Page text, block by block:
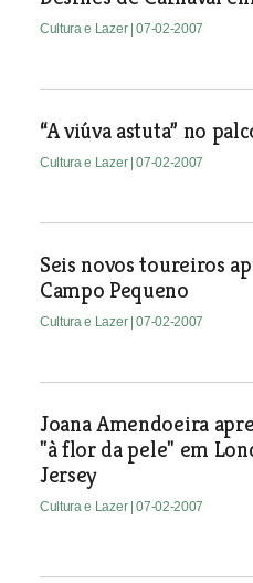
Cultura e Lazer | 07-02-2007
“A viúva astuta” no
Cultura e Lazer | 07-02-2007
Seis novos toureiros
Campo Pequeno
Cultura e Lazer | 07-02-2007
Joana Amendoeira
"à flor da pele" em
Jersey
Cultura e Lazer | 07-02-2007